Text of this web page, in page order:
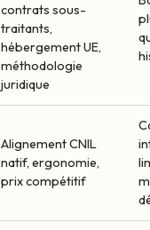
contrats sous-
traitants,
hébergement UE,
méthodologie
juridique
Alignement CNIL
natif, ergonomie,
prix compétitif